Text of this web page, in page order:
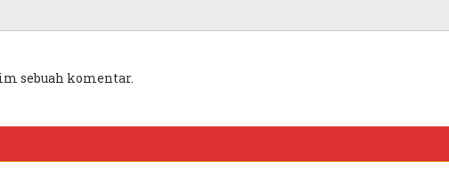
sebuah komentar.